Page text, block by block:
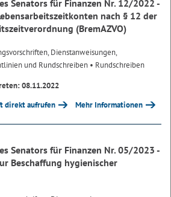
Senators für Finanzen Nr. 12/2022 -
nach § 12 der
(BremAZVO)
Dienstanweisungen,
und Rundschreiben • Rundschreiben
08.11.2022
direkt aufrufen Mehr Informationen
Senators für Finanzen Nr. 05/2023 -
Beschaffung hygienischer